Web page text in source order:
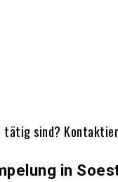
tätig sind?
in